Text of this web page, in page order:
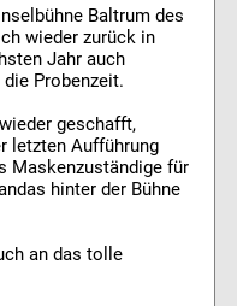
Baltrum des
wieder zurück in
Jahr auch
Probenzeit.
geschafft,
letzten Aufführung
Maskenzuständige für
hinter der Bühne
an das tolle